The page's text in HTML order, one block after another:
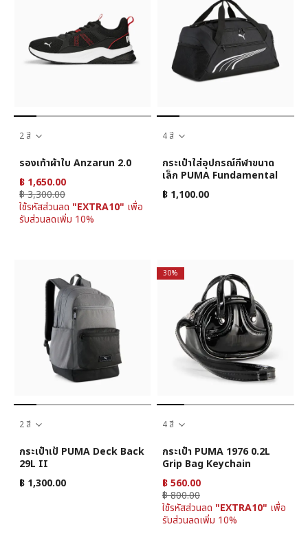
2 สี
รองเท้าผ้าใบ Anzarun 2.0
฿ 1,650.00
฿ 3,300.00
ใช้รหัสส่วนลด "EXTRA10" เพื่อ
รับส่วนลดเพิ่ม 10%
4 สี
กระเป๋าใส่อุปกรณ์กีฬาขนาด
เล็ก PUMA Fundamental
฿ 1,100.00
2 สี
กระเป๋าเป้ PUMA Deck Back
29L II
฿ 1,300.00
30%
4 สี
กระเป๋า PUMA 1976 0.2L
Grip Bag Keychain
฿ 560.00
฿ 800.00
ใช้รหัสส่วนลด "EXTRA10" เพื่อ
รับส่วนลดเพิ่ม 10%